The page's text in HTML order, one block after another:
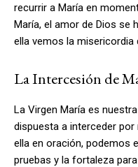
recurrir a María en
María, el amor de Dios se
ella vemos la misericordia
La Intercesión de
La Virgen María es
dispuesta a interceder
ella en oración, podemos
pruebas y la fortaleza